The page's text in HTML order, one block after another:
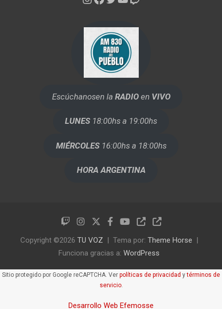
Escúchanosen la RADIOen VIVO
LUNES 18:00hs a 19:00hs
MIÉRCOLES16:00hs a 18:00hs
HORA ARGENTINA
Copyright ©2026 TU VOZ Tema por: Theme Horse
Funciona gracias a: WordPress
Sitio protegido por Google reCAPTCHA. Ver políticas de privacidad ytérminos de
servicio.
Desarrollo Web Efemosse